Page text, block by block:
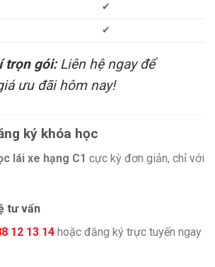
✔
✔
trọn gói: Liên hệ ngay để
ưu đãi hôm nay!
ký khóa học
lái xe hạng C1 cực kỳ đơn giản, chỉ với
tư vấn
12 13 14hoặc đăng ký trực tuyến ngay